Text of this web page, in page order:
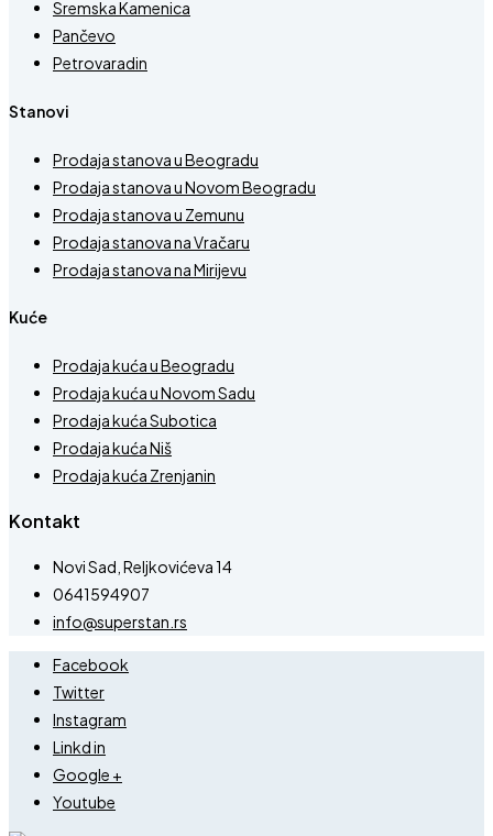
Sremska Kamenica
Pančevo
Petrovaradin
Stanovi
Prodaja stanova u Beogradu
Prodaja stanova u Novom Beogradu
Prodaja stanova u Zemunu
Prodaja stanova na Vračaru
Prodaja stanova na Mirijevu
Kuće
Prodaja kuća u Beogradu
Prodaja kuća u Novom Sadu
Prodaja kuća Subotica
Prodaja kuća Niš
Prodaja kuća Zrenjanin
Kontakt
Novi Sad, Reljkovićeva 14
0641594907
info@superstan.rs
Facebook
Twitter
Instagram
Linkd in
Google +
Youtube